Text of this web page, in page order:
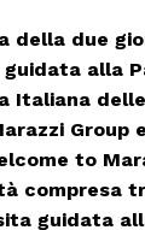
della due
guidata alla
Italiana
Group
to
compresa
guidata